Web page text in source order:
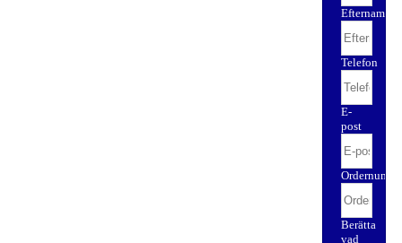
Efternamn
Telefon
E-
post
Berätta
vad